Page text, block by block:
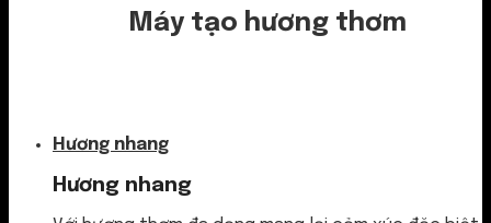
Máy tạo hương thơm
Hương nhang
Hương nhang